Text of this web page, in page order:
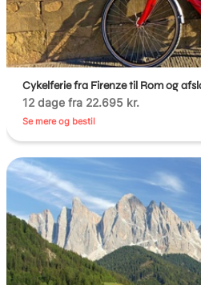
Cykelferie fra Firenze til Rom og
12 dage fra 22.695 kr.
Se mere og bestil